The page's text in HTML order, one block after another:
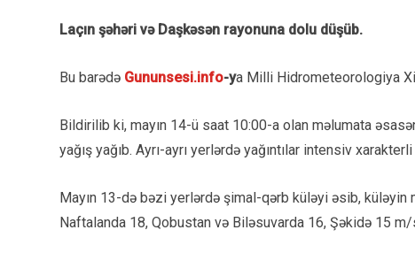
Laçın şəhəri və Daşkəsən rayonuna dolu düşüb.
Bu barədə Gununsesi.info-ya Milli Hidrometeorologiya
Bildirilib ki, mayın 14-ü saat 10:00-a olan məlumata
yağış yağıb. Ayrı-ayrı yerlərdə yağıntılar intensiv
Mayın 13-də bəzi yerlərdə şimal-qərb küləyi əsib,
Naftalanda 18, Qobustan və Biləsuvarda 16, Şəkidə 15